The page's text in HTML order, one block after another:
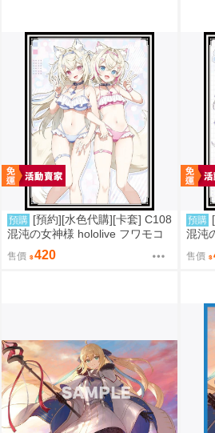
預購 [預約][水色代購][卡套] C108
混沌の女神様 hololive フワモコ
泳裝ver
售價 420
預購
混沌
冬裝
售價